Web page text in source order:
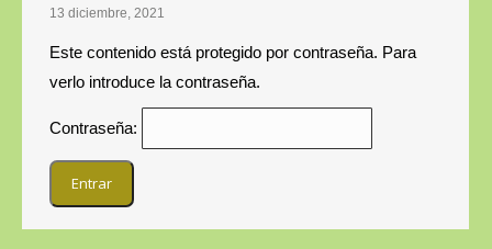
13 diciembre, 2021
Este contenido está protegido por contraseña. Para
verlo introduce la contraseña.
Contraseña: